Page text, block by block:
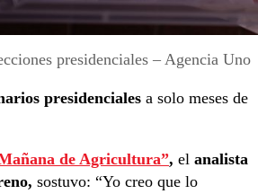
presidenciales – Agencia Uno
presidenciales a solo meses de
de Agricultura”, el analista
sostuvo: “Yo creo que lo